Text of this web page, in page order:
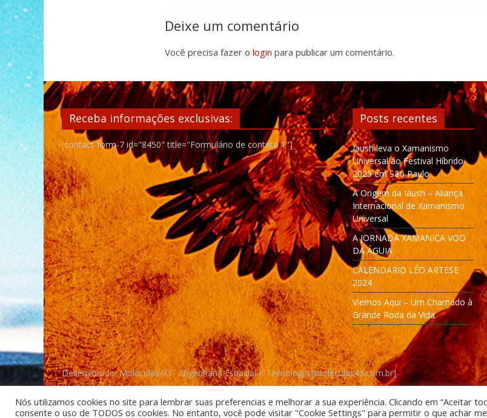
Deixe um comentário
Você precisa fazer o login para publicar um comentário.
Receba informações exclusivas:
[contact-form-7 id="8450" title="Formulário de contato 1"]
Posts recentes
Iaush leva o Xamanismo
Universal ao Festival Híbrido
2025 em São Paulo
A Origem da Iaush – Aliança
Internacional de Xamanismo
Universal
A JORNADA XAMANICA VOO
DA ÁGUIA
CALENDARIO LÉO ARTESE
2024
Viemos Aqui – Um Chamado à
Grande Roda da Vida
Desenvolvido: Moleculas4D - Engenharia Espacial e Tecnologia [moleculas4d.com.br]
Nós utilizamos cookies no site para lembrar suas preferencias e melhorar a sua experiência. Clicando em “Aceitar
consente o uso de TODOS os cookies. No entanto, você pode visitar "Cookie Settings" para permitir o que achar